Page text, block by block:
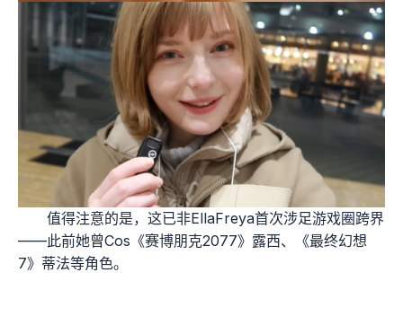
值得注意的是，这已非EllaFreya首次涉足游戏圈跨界
——此前她曾Cos《赛博朋克2077》露西、《最终幻想
7》蒂法等角色。